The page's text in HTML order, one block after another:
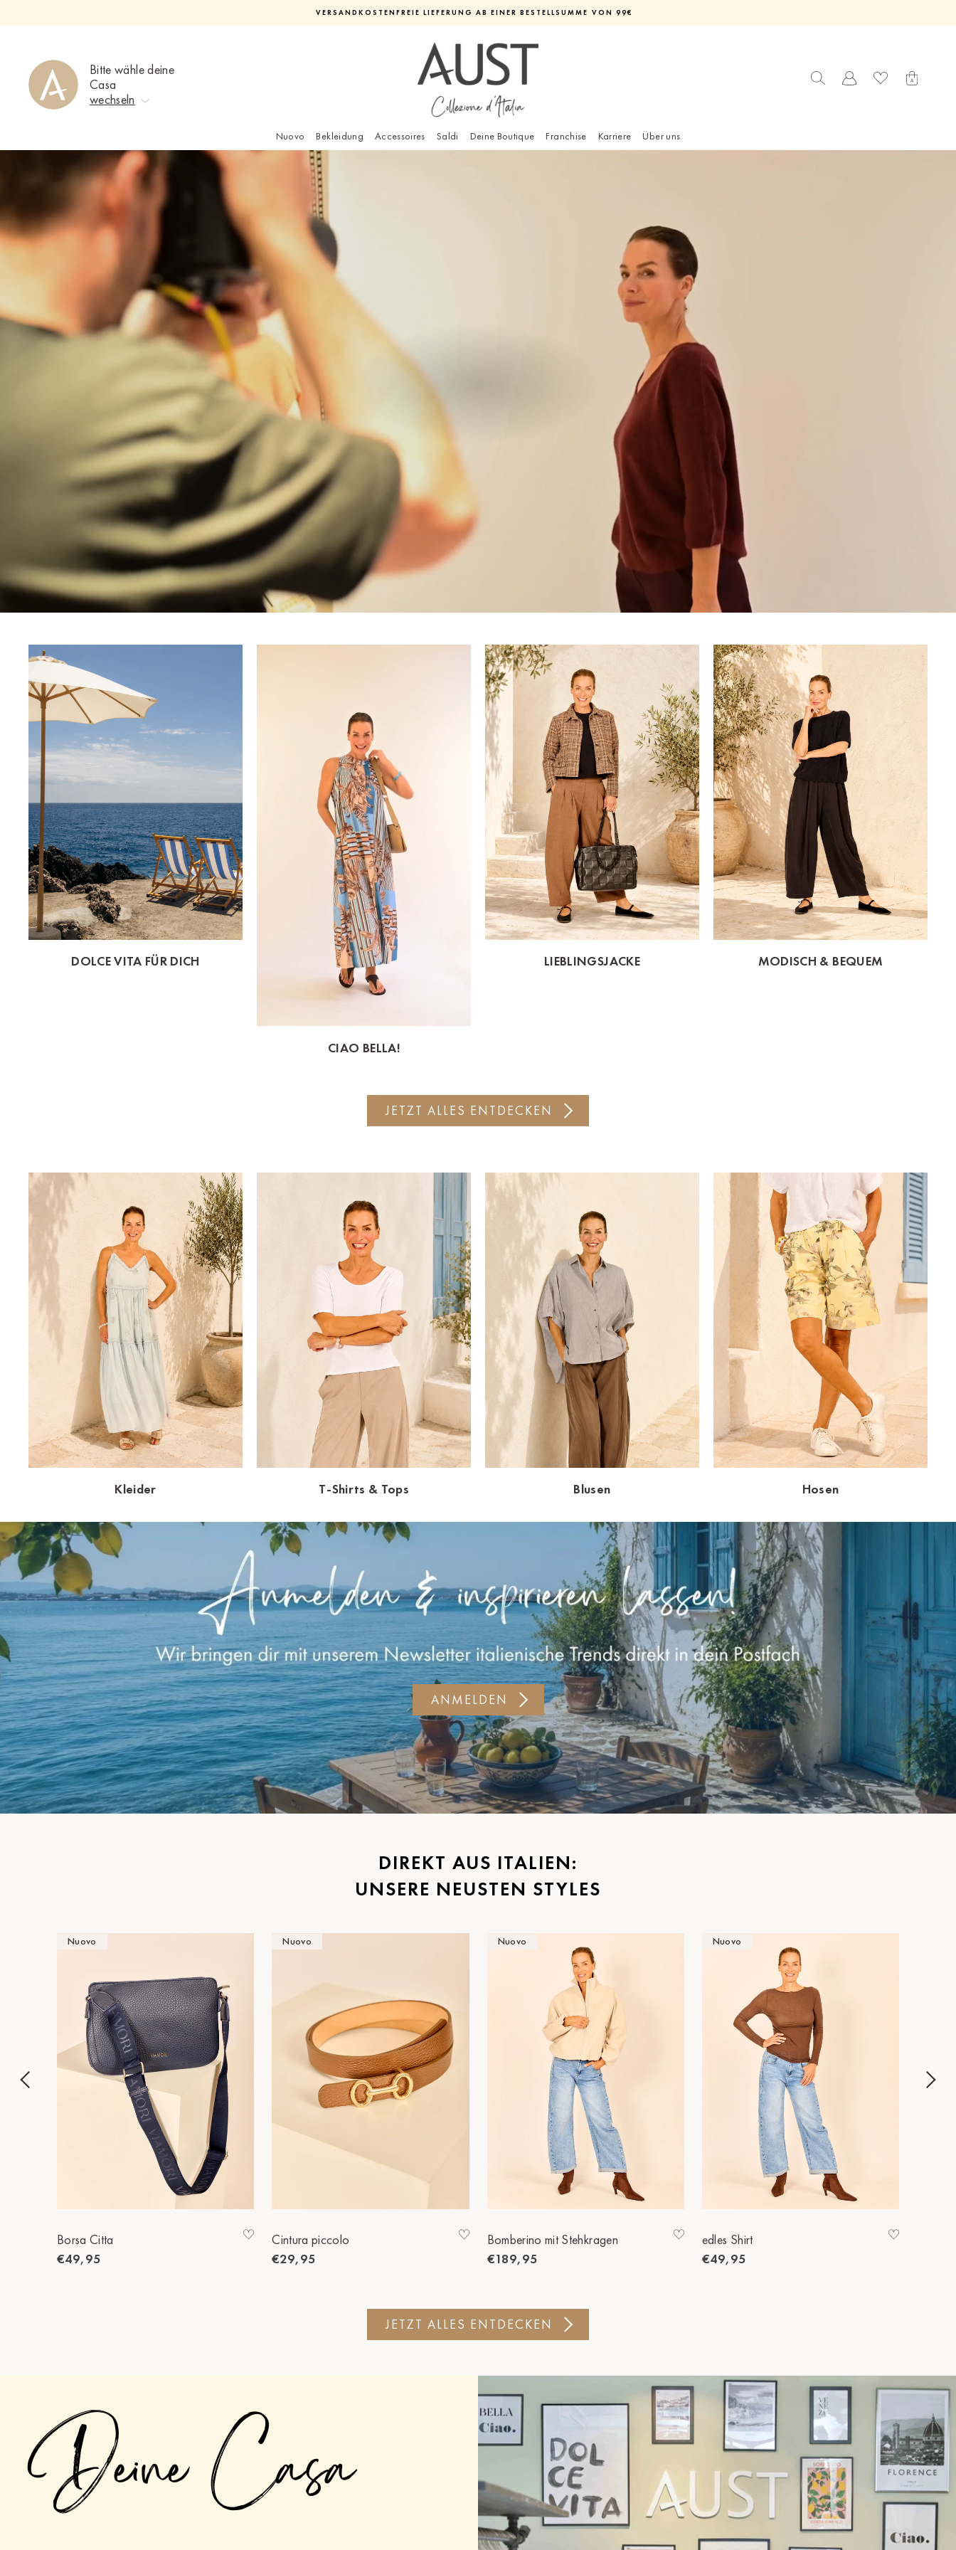
zum
pausieren
VERSANDKOSTENFREIE LIEFERUNG AB EINER BESTELLSUMME VON 99€
Bitte wähle deine
Casa
wechseln
Keine Auswahl
Bad Zwischenahn
Baden-Baden
Berlin-Friedrichshagen
Berlin-Lichterfelde
Bregenz
Bruck ad Leitha
Dortmund-Hombruch
Düsseldorf-Benrath
HH-Eppendorf
HH-Hanseviertel
HH-Wandsbek
Innsbruck
Kiel-CittiPark
Krems
Leipzig
Linz
Lübeck
Münster
Oldenburg
Potsdam
Rostock
Wustrow
Zwettl
Nuovo Bekleidung Accessoires Saldi Deine Boutique Franchise Karriere Über uns
DOLCE VITA FÜR DICH
CIAO BELLA!
LIEBLINGSJACKE MODISCH & BEQUEM
JETZT ALLES ENTDECKEN
Kleider T-Shirts & Tops Blusen Hosen
ANMELDEN
DIREKT AUS ITALIEN:
UNSERE NEUSTEN STYLES
Nuovo
Borsa Citta
€49,95
Nuovo
Cintura piccolo
€29,95
Nuovo
Bomberino mit Stehkragen
€189,95
Nuovo
edles Shirt
€49,95
JETZT ALLES ENTDECKEN
Deine Casa